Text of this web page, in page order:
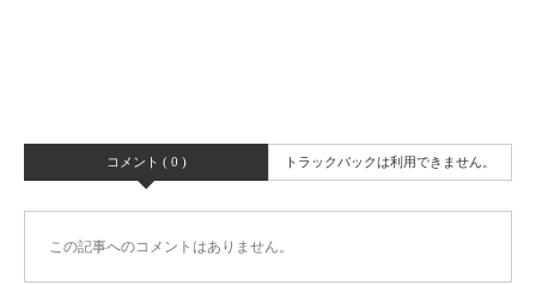
コメント ( 0 ) トラックバックは利用できません。
この記事へのコメントはありません。